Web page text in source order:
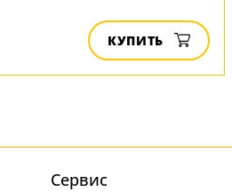
КУПИТЬ
Cервис